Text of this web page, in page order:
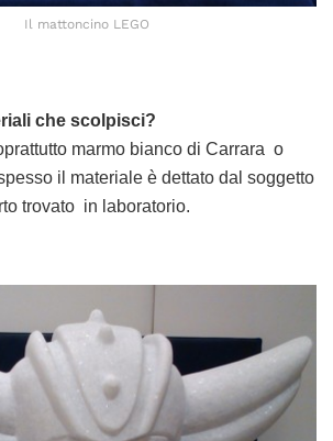
Il mattoncino LEGO
che scolpisci?
marmo bianco di Carrara o
il materiale è dettato dal soggetto
trovato in laboratorio.